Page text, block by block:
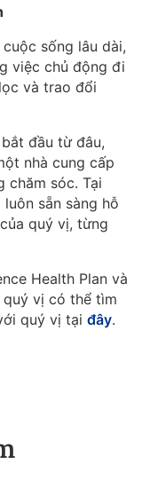
sống lâu dài,
việc chủ động đi
và trao đổi
đầu từ đâu,
nhà cung cấp
chăm sóc. Tại
sẵn sàng hỗ
quý vị, từng
Health Plan và
vị có thể tìm
quý vị tại đây.